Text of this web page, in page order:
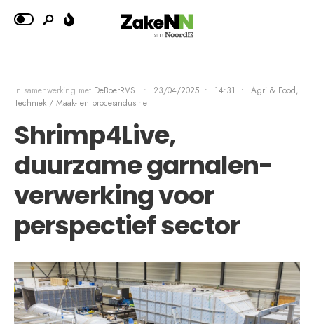
In samenwerking met DeBoerRVS • 23/04/2025 • 14:31 • Agri & Food,
Techniek / Maak- en procesindustrie
Shrimp4Live,
duurzame garnalen-
verwerking voor
perspectief sector